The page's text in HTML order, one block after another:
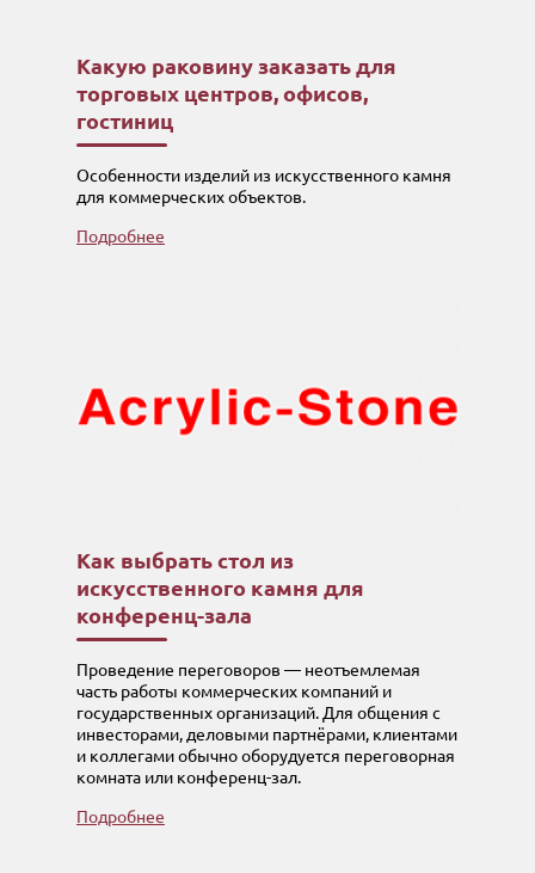
Какую раковину заказать для
торговых центров, офисов,
гостиниц
Особенности изделий из искусственного камня
для коммерческих объектов.
Подробнее
Как выбрать стол из
искусственного камня для
конференц-зала
Проведение переговоров — неотъемлемая
часть работы коммерческих компаний и
государственных организаций. Для общения с
инвесторами, деловыми партнёрами, клиентами
и коллегами обычно оборудуется переговорная
комната или конференц-зал.
Подробнее